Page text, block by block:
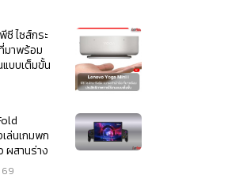
ไซส์กระ
มาพร้อม
บบเต็มขั้น
ล่นเกมพก
ผสานร่าง
69